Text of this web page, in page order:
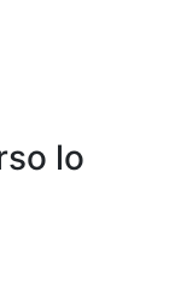
lo